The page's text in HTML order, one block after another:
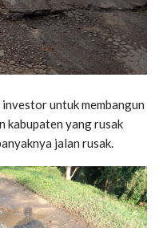
untuk membangun
kabupaten yang rusak
jalan rusak.